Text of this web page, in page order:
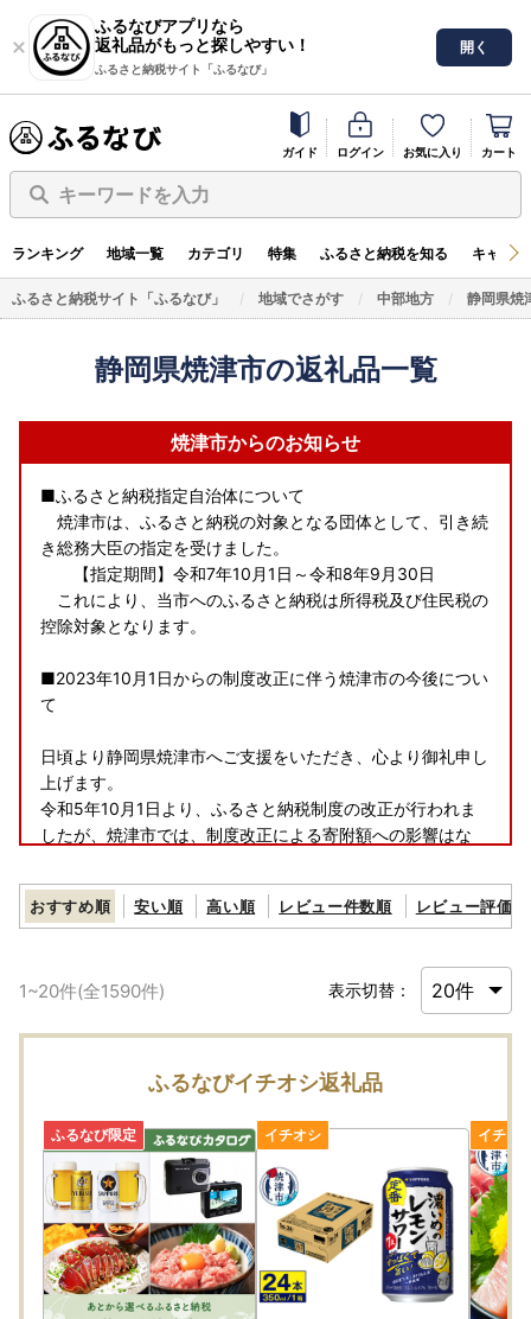
ふるなびアプリなら
返礼品がもっと探しやすい！
ふるさと納税サイト「ふるなび」
開く
ガイド ログイン お気に入り カート
キーワードを入力
ランキング 地域一覧 カテゴリ 特集 ふるさと納税を知る キャン
ふるさと納税サイト「ふるなび」 地域でさがす 中部地方 静岡県焼
静岡県焼津市の返礼品一覧
焼津市からのお知らせ
■ふるさと納税指定自治体について
焼津市は、ふるさと納税の対象となる団体として、引き続
き総務大臣の指定を受けました。
【指定期間】令和7年10月1日～令和8年9月30日
これにより、当市へのふるさと納税は所得税及び住民税の
控除対象となります。
■2023年10月1日からの制度改正に伴う焼津市の今後につい
て
日頃より静岡県焼津市へご支援をいただき、心より御礼申し
上げます。
令和5年10月1日より、ふるさと納税制度の改正が行われま
したが、焼津市では、制度改正による寄附額への影響はな
けすることを基本に、市内事業者ともども、今まで同様、適
正な運用に努めてまいる所存でございます。
ワンストップ特例申請が完全ペーパーレス！！申請アプリ
「IAM」新登場！
ふるさと納税をいただいた皆様のご負担を軽減するために、
焼津市ではスマートフォンのみで完結できるアプリ「IAM」
が誕生いたしました。
※申請には「マイナンバーカード」が必要です
※App Store もしくは Google Play から「IAM（アイア
ム）」アプリのダウンロードが必要です
■天候状況や宅配業者の休業・営業時間短縮等にともなう影
おすすめ順 安い順 高い順 レビュー件数順 レビュー評価順
1~20件(全1590件) 表示切替：
ふるなびイチオシ返礼品